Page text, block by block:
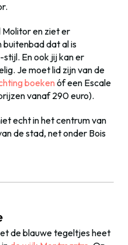
en ziet er
buitenbad dat al is
En ook jij kan er
Je moet lid zijn van de
boeken óf een Escale
vanaf 290 euro).
echt in het centrum van
de stad, net onder Bois
de blauwe tegeltjes heet